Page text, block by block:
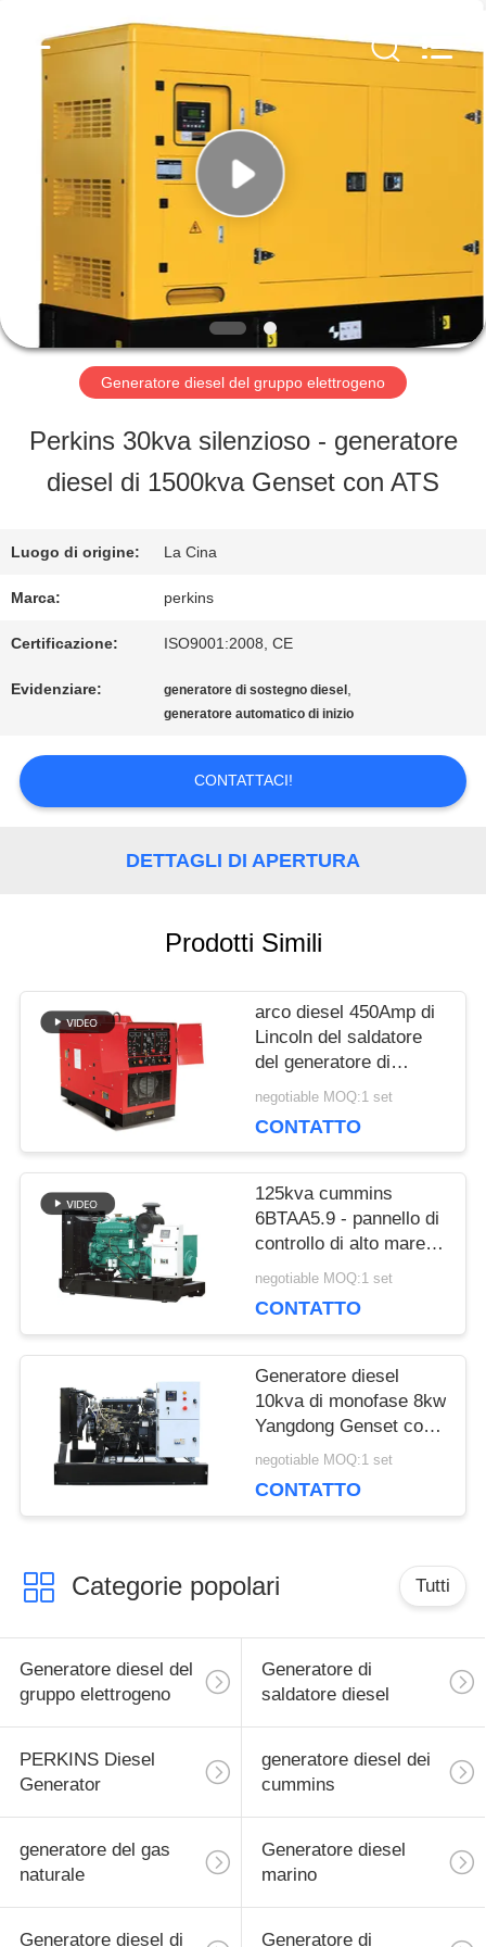
CASA
PRODOTTI
CIRCA
NOI
CONTROLLO
DI
QUALITÀ
CONTATTICI
RICHIEDA
MAPPA
DEL
PRIVACY
POLICY
Shenzhen
Reserved.
Generatore diesel del gruppo elettrogeno
Perkins 30kva silenzioso - generatore
diesel di 1500kva Genset con ATS
Luogo di origine: La Cina
Marca: perkins
Certificazione: ISO9001:2008, CE
Evidenziare: generatore di sostegno diesel ,
generatore automatico di inizio
CONTATTACI!
DETTAGLI DI APERTURA
Prodotti Simili
arco diesel 450Amp di
Lincoln del saldatore
del generatore di
Genset dell'unità della
motore di 400Amp
negotiable MOQ:1 set
CONTATTO
125kva cummins
6BTAA5.9 - pannello di
controllo di alto mare
diesel di prezzi 100kw
Genset del motore G2
negotiable MOQ:1 set
CONTATTO
Generatore diesel
10kva di monofase 8kw
Yangdong Genset con
il motore 220Volt di
negotiable MOQ:1 set
CONTATTO
Categorie popolari Tutti
Generatore diesel del
gruppo elettrogeno
Generatore di
saldatore diesel
PERKINS Diesel
Generator
generatore diesel dei
cummins
generatore del gas
naturale
Generatore diesel
marino
Generatore diesel di Generatore di